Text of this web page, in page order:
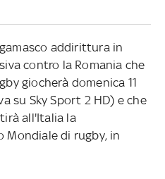
addirittura in
contro la Romania che
giocherà domenica 11
su Sky Sport 2 HD) e che
all'Italia la
Mondiale di rugby, in